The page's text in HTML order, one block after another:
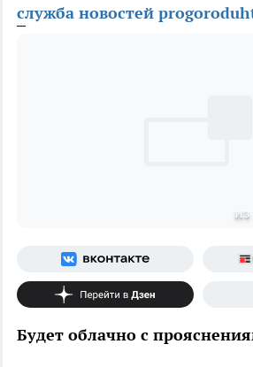
служба новостей
Будет облачно с